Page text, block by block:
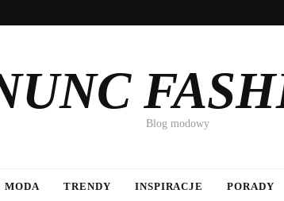
Blog modowy
MODA TRENDY INSPIRACJE PORADY